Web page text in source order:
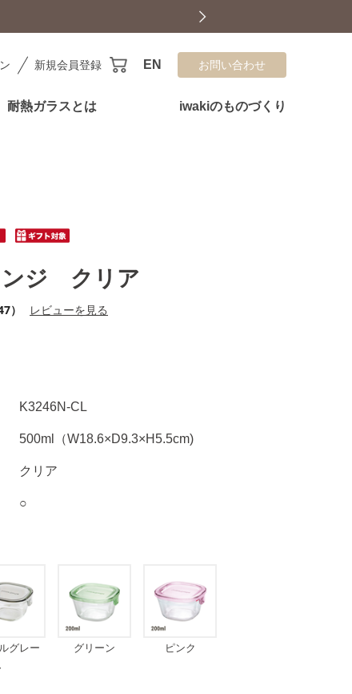
新規会員登録 EN お問い合わせ
耐熱ガラスとは iwakiのものづくり
ンジ クリア
） レビューを見る
K3246N-CL
500ml（W18.6×D9.3×H5.5cm)
クリア
○
グレー グリーン ピンク